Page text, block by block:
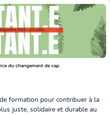
du changement de cap
formation pour contribuer à la
juste, solidaire et durable au